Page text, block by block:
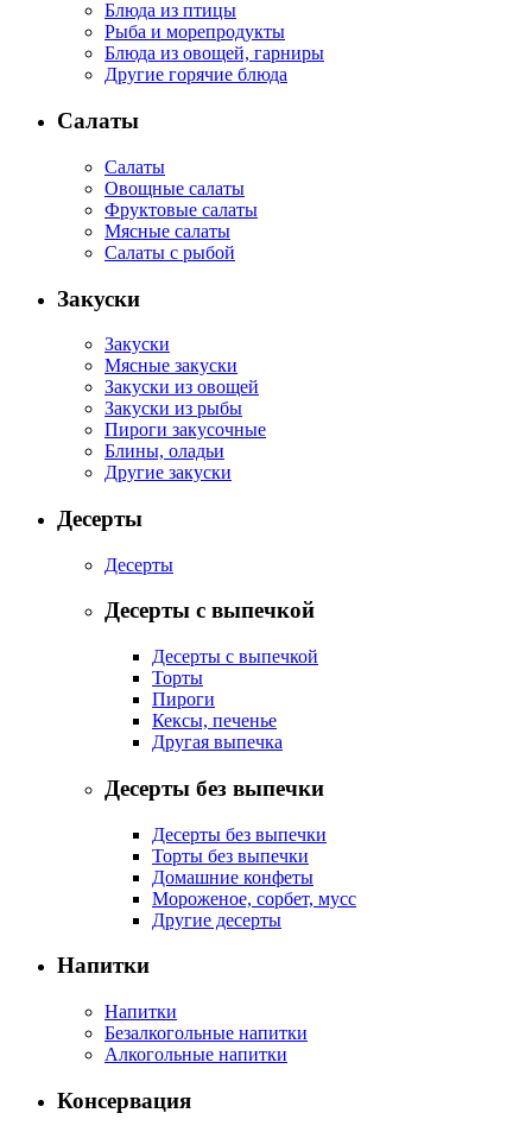
Блюда из птицы
Рыба и морепродукты
Блюда из овощей, гарниры
Другие горячие блюда
Салаты
Салаты
Овощные салаты
Фруктовые салаты
Мясные салаты
Салаты с рыбой
Закуски
Закуски
Мясные закуски
Закуски из овощей
Закуски из рыбы
Пироги закусочные
Блины, оладьи
Другие закуски
Десерты
Десерты
Десерты с выпечкой
Десерты с выпечкой
Торты
Пироги
Кексы, печенье
Другая выпечка
Десерты без выпечки
Десерты без выпечки
Торты без выпечки
Домашние конфеты
Мороженое, сорбет, мусс
Другие десерты
Напитки
Напитки
Безалкогольные напитки
Алкогольные напитки
Консервация